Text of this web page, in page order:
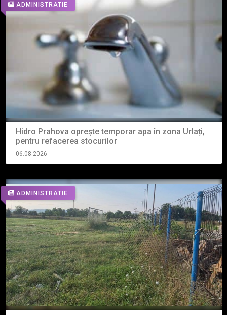
ADMINISTRATIE
Hidro Prahova oprește temporar apa în zona Urlați,
pentru refacerea stocurilor
06.08.2026
ADMINISTRATIE